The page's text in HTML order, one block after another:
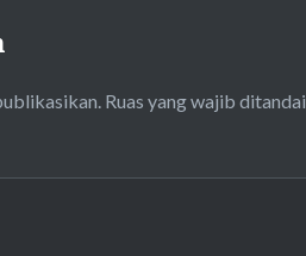
Ruas yang wajib ditandai